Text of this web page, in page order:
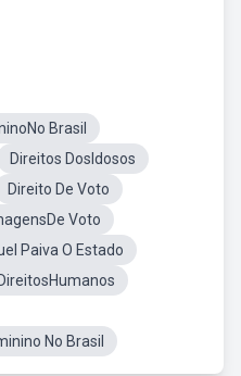
Brasil
Direitos DosIdosos
Direito De Voto
Voto
Paiva O Estado
No Brasil